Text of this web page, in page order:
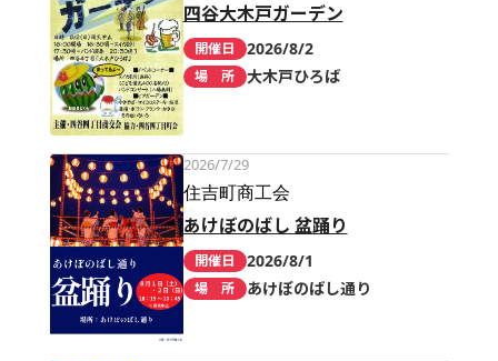
四谷大木戸ガーデン
開催日 2026/8/2
場 所 大木戸ひろば
2026/7/29
住吉町商工会
あけぼのばし 盆踊り
開催日 2026/8/1
場 所 あけぼのばし通り